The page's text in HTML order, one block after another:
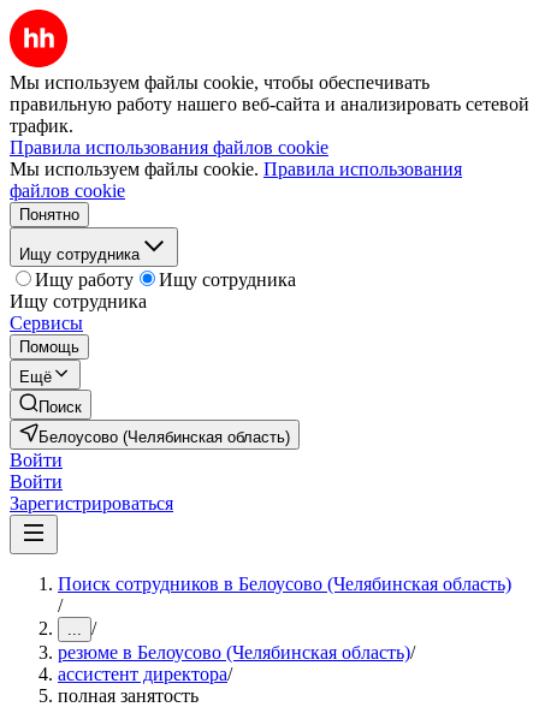
Мы используем файлы cookie, чтобы обеспечивать
правильную работу нашего веб-сайта и анализировать сетевой
трафик.
Правила использования файлов cookie
Мы используем файлы cookie. Правила использования
файлов cookie
Понятно
Ищу сотрудника
Ищу работу
Ищу сотрудника
Ищу сотрудника
Сервисы
Помощь
Ещё
Поиск
Белоусово (Челябинская область)
Войти
Войти
Зарегистрироваться
Поиск сотрудников в Белоусово (Челябинская область)
/
... /
резюме в Белоусово (Челябинская область)/
ассистент директора/
полная занятость